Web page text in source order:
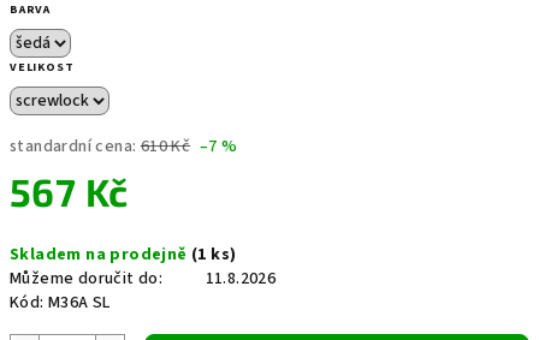
BARVA
VELIKOST
standardní cena: 610 Kč –7 %
567 Kč
cena:
Skladem na prodejně (1 ks)
Můžeme doručit do:
11.8.2026
Kód: M36A SL